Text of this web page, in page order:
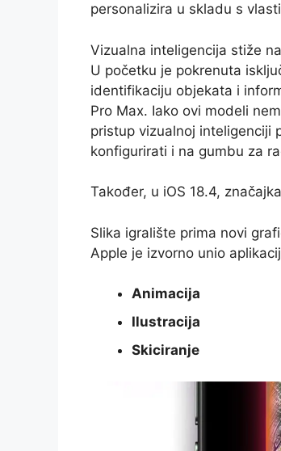
personalizira u skladu s
Vizualna inteligencija stiže
U početku je pokrenuta
identifikaciju objekata i
Pro Max. Iako ovi modeli
pristup vizualnoj inteligenciji
konfigurirati i na gumbu za
Također, u iOS 18.4,
Slika igralište prima novi
Apple je izvorno unio
Animacija
Ilustracija
Skiciranje